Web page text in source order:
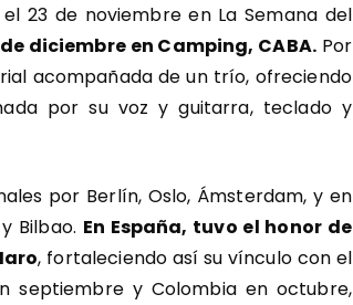
23 de noviembre en La Semana del
diciembre en Camping, CABA.Por
acompañada de un trío, ofreciendo
por su voz y guitarra, teclado y
por Berlín, Oslo, Ámsterdam, y en
Bilbao. En España, tuvo el honor de
, fortaleciendo así su vínculo con el
septiembre y Colombia en octubre,